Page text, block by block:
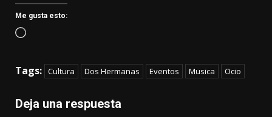
Me gusta esto:
Cargando...
Tags: Cultura Dos Hermanas Eventos Musica Ocio
Deja una respuesta